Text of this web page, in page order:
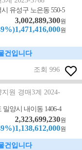
유성구 노은동 550-5
3,002,889,300원
원
건입니다
조회 996
원 경매3계 2024-
밀양시 내이동 1406-4
2,323,699,230원
원
건입니다